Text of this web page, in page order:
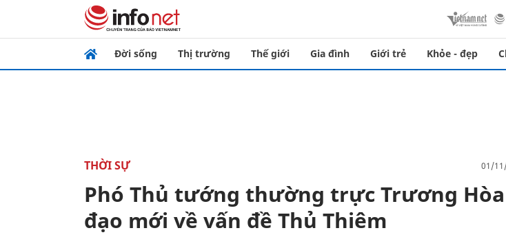
Đời sống Thị trường Thế giới Gia đình Giới trẻ Khỏe - đẹp
THỜI SỰ 01/
Phó Thủ tướng thường trực Trương
đạo mới về vấn đề Thủ Thiêm